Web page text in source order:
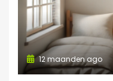
12 maanden ago